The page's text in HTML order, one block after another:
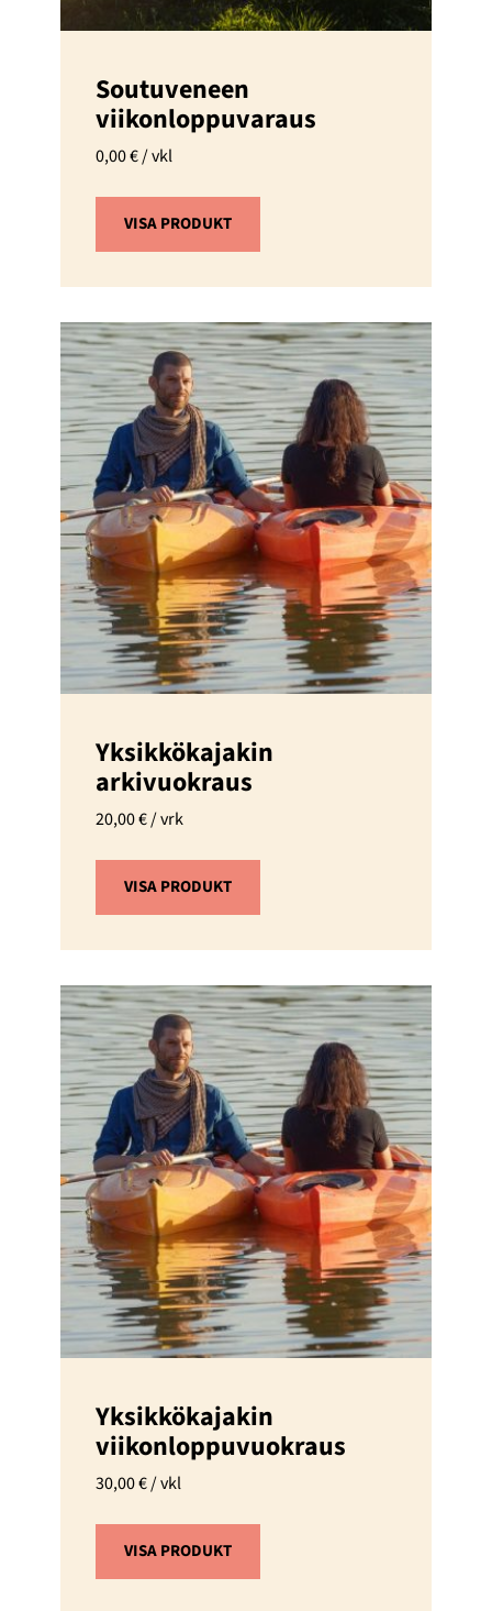
Soutuveneen
viikonloppuvaraus
0,00€/ vkl
VISA PRODUKT
Yksikkökajakin
arkivuokraus
20,00€/ vrk
VISA PRODUKT
Yksikkökajakin
viikonloppuvuokraus
30,00€/ vkl
VISA PRODUKT